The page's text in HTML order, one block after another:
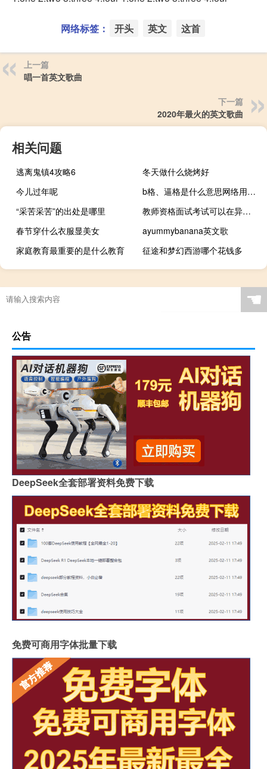
网络标签： 开头 英文 这首
上一篇
唱一首英文歌曲
下一篇
2020年最火的英文歌曲
相关问题
逃离鬼镇4攻略6
冬天做什么烧烤好
今儿过年呢
b格、逼格是什么意思网络用语什么梗
“采苦采苦”的出处是哪里
教师资格面试考试可以在异地吗
春节穿什么衣服显美女
ayummybanana英文歌
家庭教育最重要的是什么教育
征途和梦幻西游哪个花钱多
☚
公告
DeepSeek全套部署资料免费下载
免费可商用字体批量下载